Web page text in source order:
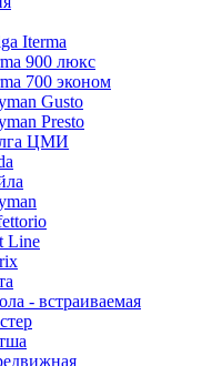
Iterma
900 люкс
700 эконом
Gusto
Presto
ЦМИ
Line
- встраиваемая